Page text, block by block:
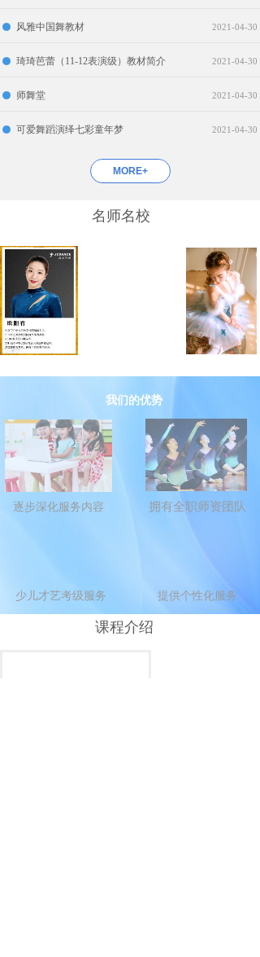
MORE+
风雅中国舞教材 2021-04-30
琦琦芭蕾（11-12表演级）教材简介 2021-04-30
师舞堂 2021-04-30
可爱舞蹈演绎七彩童年梦 2021-04-30
名师名校
我们的优势
少儿才艺考级服务 提供个性化服务
拥有全职师资团队
逐步深化服务内容
课程介绍